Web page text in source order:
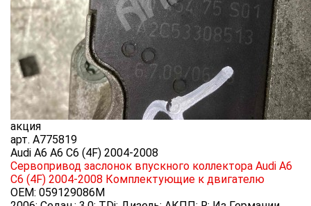
акция
арт. A775819
Audi A6 A6 C6 (4F) 2004-2008
Сервопривод заслонок впускного коллектора Audi A6
C6 (4F) 2004-2008 Комплектующие к двигателю
OEM: 059129086M